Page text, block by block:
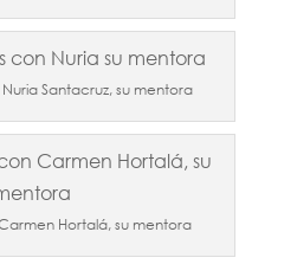
Santacruz, su mentora
Hortalá, su mentora